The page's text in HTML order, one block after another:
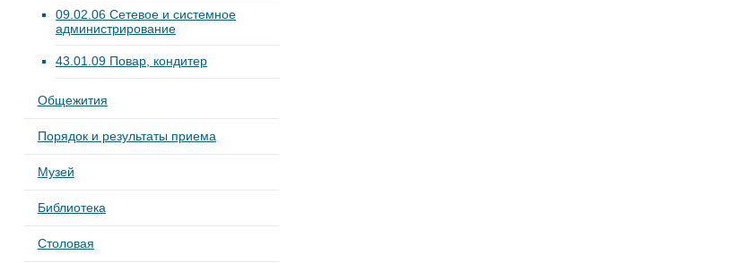
09.02.06 Сетевое и системное
администрирование
43.01.09 Повар, кондитер
Общежития
Порядок и результаты приема
Музей
Библиотека
Столовая